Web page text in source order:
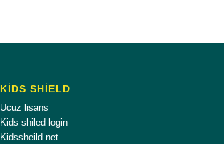
KİDS SHİELD
Ucuz lisans
Kids shiled login
Kidssheild net